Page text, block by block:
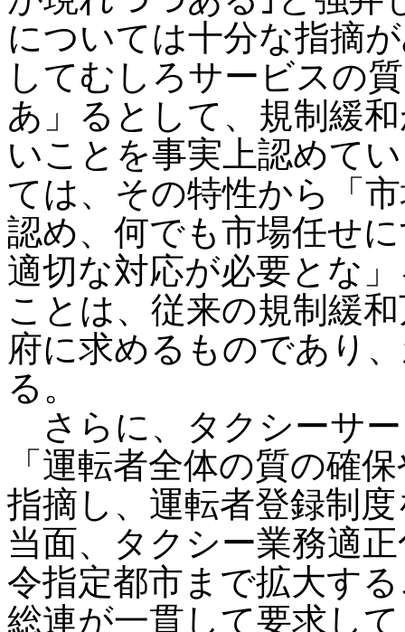
については十分な指摘
してむしろサービスの
あ」るとして、規制緩
いことを事実上認めて
ては、その特性から「
認め、何でも市場任せ
適切な対応が必要とな
ことは、従来の規制緩
府に求めるものであり
る。
さらに、タクシーサ
「運転者全体の質の確
指摘し、運転者登録制
当面、タクシー業務適
令指定都市まで拡大す
総連が一貫して要求し